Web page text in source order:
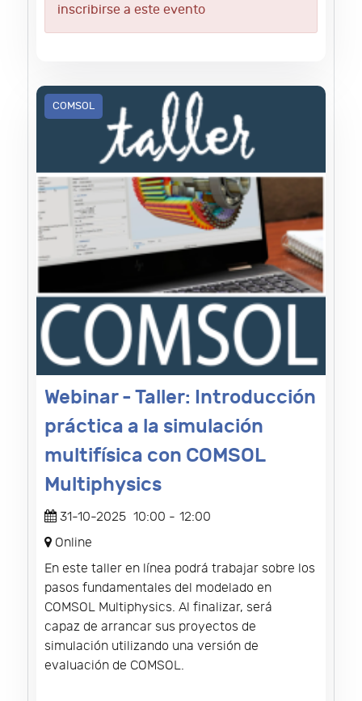
inscribirse a este evento
COMSOL
Webinar - Taller: Introducción
práctica a la simulación
multifísica con COMSOL
Multiphysics
31-10-2025 10:00 - 12:00
Online
En este taller en línea podrá trabajar sobre los
pasos fundamentales del modelado en
COMSOL Multiphysics. Al finalizar, será
capaz de arrancar sus proyectos de
simulación utilizando una versión de
evaluación de COMSOL.